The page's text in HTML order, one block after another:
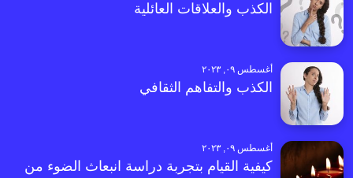
الكذب والعلاقات العائلية
أغسطس ٠٩, ٢٠٢٣
الكذب والتفاهم الثقافي
أغسطس ٠٩, ٢٠٢٣
كيفية القيام بتجربة دراسة انبعاث الضوء من